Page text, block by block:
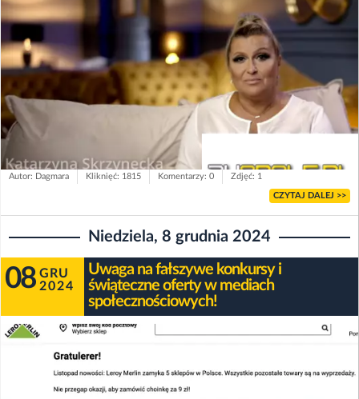
Autor: Dagmara Kliknięć: 1815 Komentarzy: 0 Zdjęć: 1
CZYTAJ DALEJ >>
Niedziela, 8 grudnia 2024
08 GRU
2024
Uwaga na fałszywe konkursy i
świąteczne oferty w mediach
społecznościowych!